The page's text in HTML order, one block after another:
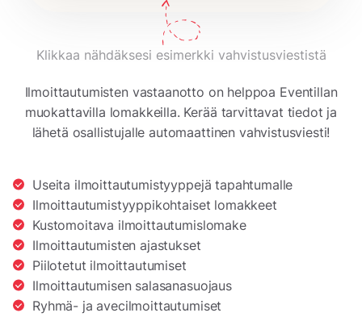
Klikkaa nähdäksesi esimerkki vahvistusviestistä
Ilmoittautumisten vastaanotto on helppoa Eventillan
muokattavilla lomakkeilla. Kerää tarvittavat tiedot ja
lähetä osallistujalle automaattinen vahvistusviesti!
Useita ilmoittautumistyyppejä tapahtumalle
Ilmoittautumistyyppikohtaiset lomakkeet
Kustomoitava ilmoittautumislomake
Ilmoittautumisten ajastukset
Piilotetut ilmoittautumiset
Ilmoittautumisen salasanasuojaus
Ryhmä- ja avecilmoittautumiset